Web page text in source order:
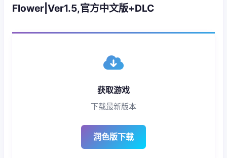
Flower|Ver1.5,官方中文版+DLC
获取游戏
下载最新版本
润色版下载